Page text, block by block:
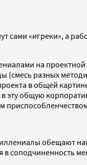
«игреки», а
на
(смесь разных
в общей
эту общую
обещают
соподчиненность